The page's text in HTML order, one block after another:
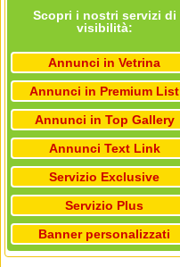
Scopri i nostri servizi di
visibilità:
Annunci in Vetrina
Annunci in Premium List
Annunci in Top Gallery
Annunci Text Link
Servizio Exclusive
Servizio Plus
Banner personalizzati